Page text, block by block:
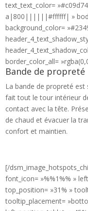
text_text_color=
a|800||||||#ffffff| »
background_color=
border_color_all=
Bande de propreté
La bande de propreté est
fait tout le tour intérieur
contact avec la tête.
de chaud et évacuer la
confort et maintien.
[/
font_icon= »%%1%% »
top_position= »31% »
tooltip_placement=